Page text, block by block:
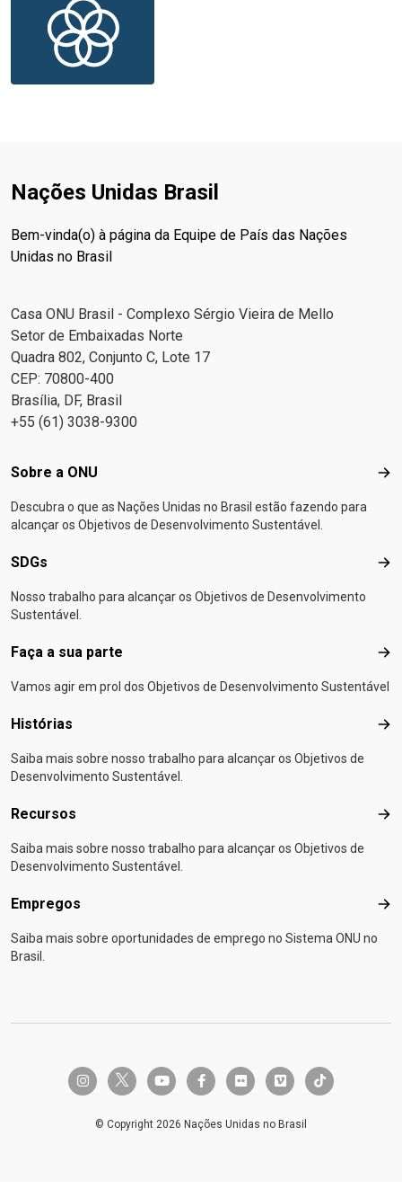
Nações Unidas Brasil
Bem-vinda(o) à página da Equipe de País das Nações
Unidas no Brasil
Casa ONU Brasil - Complexo Sérgio Vieira de Mello
Setor de Embaixadas Norte
Quadra 802, Conjunto C, Lote 17
CEP: 70800-400
Brasília, DF, Brasil
+55 (61) 3038-9300
Footer menu
Sobre a ONU
Descubra o que as Nações Unidas no Brasil estão fazendo para
alcançar os Objetivos de Desenvolvimento Sustentável.
SDGs
Nosso trabalho para alcançar os Objetivos de Desenvolvimento
Sustentável.
Faça a sua parte
Vamos agir em prol dos Objetivos de Desenvolvimento Sustentável
Histórias
Saiba mais sobre nosso trabalho para alcançar os Objetivos de
Desenvolvimento Sustentável.
Recursos
Saiba mais sobre nosso trabalho para alcançar os Objetivos de
Desenvolvimento Sustentável.
Empregos
Saiba mais sobre oportunidades de emprego no Sistema ONU no
Brasil.
instagramtwitter-x youtube facebook-fflickr vimeo tiktok
© Copyright 2026 Nações Unidas no Brasil